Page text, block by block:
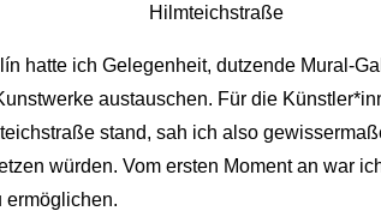
Hilmteichstraße
hatte ich Gelegenheit, dutzende Mural-
austauschen. Für die
stand, sah ich also
würden. Vom ersten Moment an war
ermöglichen.